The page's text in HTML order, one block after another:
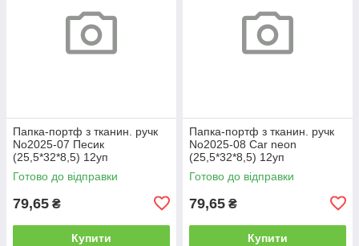
Папка-портф з тканин. ручк
No2025-07 Песик
(25,5*32*8,5) 12уп
Готово до відправки
79,65 ₴
Купити
Папка-портф з тканин. ручк
No2025-08 Car neon
(25,5*32*8,5) 12уп
Готово до відправки
79,65 ₴
Купити